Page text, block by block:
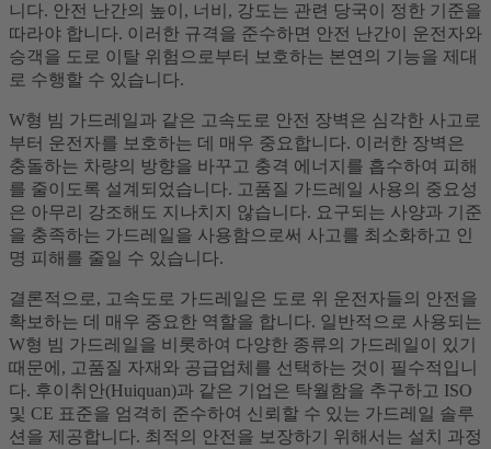
니다. 안전 난간의 높이, 너비, 강도는 관련 당국이 정한 기준을
따라야 합니다. 이러한 규격을 준수하면 안전 난간이 운전자와
승객을 도로 이탈 위험으로부터 보호하는 본연의 기능을 제대
로 수행할 수 있습니다.
W형 빔 가드레일과 같은 고속도로 안전 장벽은 심각한 사고로
부터 운전자를 보호하는 데 매우 중요합니다. 이러한 장벽은
충돌하는 차량의 방향을 바꾸고 충격 에너지를 흡수하여 피해
를 줄이도록 설계되었습니다. 고품질 가드레일 사용의 중요성
은 아무리 강조해도 지나치지 않습니다. 요구되는 사양과 기준
을 충족하는 가드레일을 사용함으로써 사고를 최소화하고 인
명 피해를 줄일 수 있습니다.
결론적으로, 고속도로 가드레일은 도로 위 운전자들의 안전을
확보하는 데 매우 중요한 역할을 합니다. 일반적으로 사용되는
W형 빔 가드레일을 비롯하여 다양한 종류의 가드레일이 있기
때문에, 고품질 자재와 공급업체를 선택하는 것이 필수적입니
다. 후이취안(Huiquan)과 같은 기업은 탁월함을 추구하고 ISO
및 CE 표준을 엄격히 준수하여 신뢰할 수 있는 가드레일 솔루
션을 제공합니다. 최적의 안전을 보장하기 위해서는 설치 과정